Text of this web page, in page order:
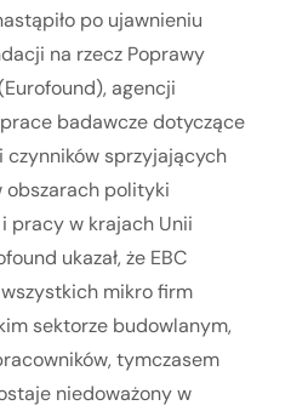
po ujawnieniu
na rzecz Poprawy
agencji
badawcze dotyczące
sprzyjających
obszarach polityki
pracy w krajach Unii
ukazał, że EBC
mikro firm
sektorze budowlanym,
tymczasem
niedoważony w